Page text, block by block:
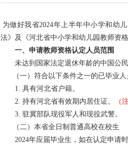
为做好我省2024年上半年中小学和幼
法》及《河北省中小学和幼儿园教师资
一、申请教师资格认定人员范围
未达到国家法定退休年龄的中国公民
（一）符合以下条件之一的已毕业人
1. 具有河北省户籍。
2. 持有河北省有效期内居住证。
（
3. 驻冀部队现役军人和现役武警。
（二）本省全日制普通高校在校生
2024年应届毕业生，如在认定申请时